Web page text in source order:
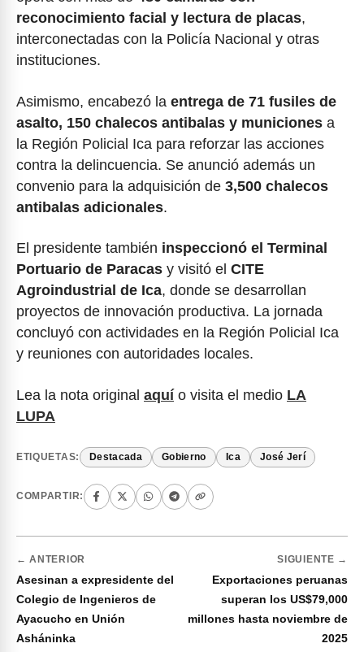
reconocimiento facial y lectura de placas,
interconectadas con la Policía Nacional y otras
instituciones.
Asimismo, encabezó la entrega de 71 fusiles de
asalto, 150 chalecos antibalas y municiones a
la Región Policial Ica para reforzar las acciones
contra la delincuencia. Se anunció además un
convenio para la adquisición de 3,500 chalecos
antibalas adicionales.
El presidente también inspeccionó el Terminal
Portuario de Paracas y visitó el CITE
Agroindustrial de Ica, donde se desarrollan
proyectos de innovación productiva. La jornada
concluyó con actividades en la Región Policial Ica
y reuniones con autoridades locales.
Lea la nota original aquí o visita el medio LA
LUPA
ETIQUETAS: Destacada Gobierno Ica José Jerí
COMPARTIR:
← ANTERIOR
Asesinan a expresidente del
Colegio de Ingenieros de
Ayacucho en Unión
Asháninka
SIGUIENTE →
Exportaciones peruanas
superan los US$79,000
millones hasta noviembre de
2025